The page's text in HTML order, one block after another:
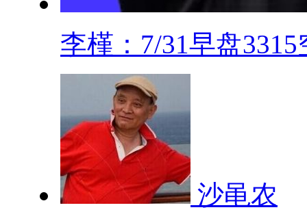
李槿：7/31早盘3315
沙黾农